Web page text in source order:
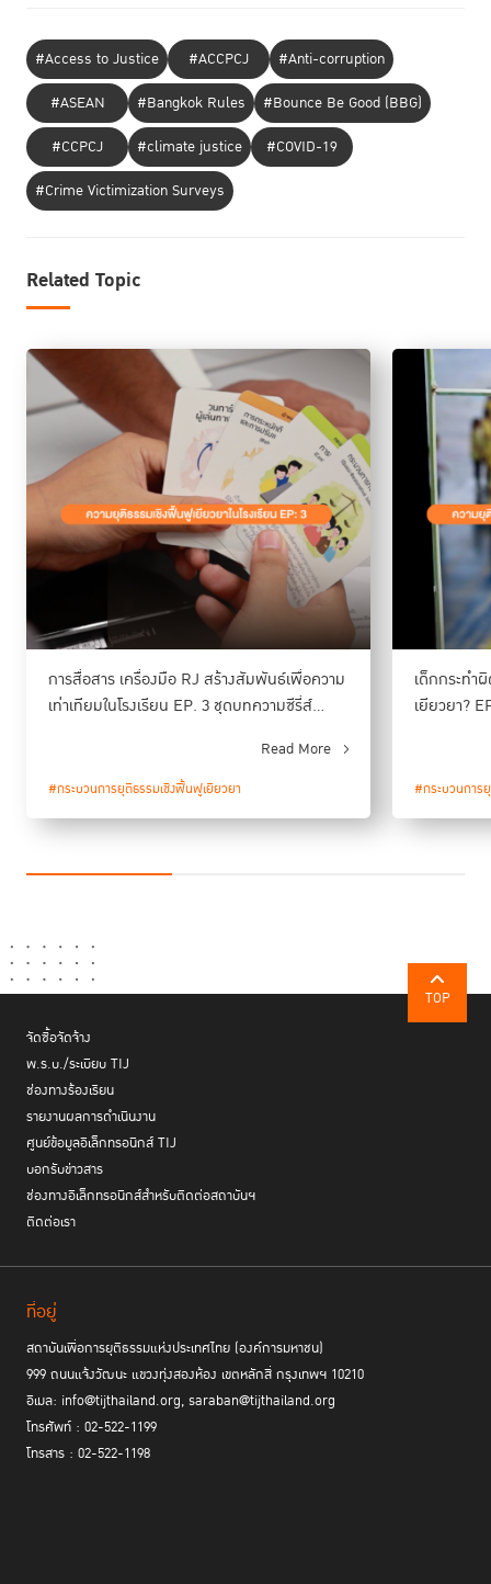
จากการถูกตัดสินจากภายนอก สู่การค้นพบตัวเองที่เปลี่ยนเส้นทางชีวิต
ทันที เพราะภาพลักษณ์ภายนอกที่ทำให้คนอื่น ๆ คิดว่าเขาน่าจะเป็นคนเอาไป
แต่ครูกลับยังไม่รีบ
ด่วนตัดสิน หากใช้วิธีการค่อย ๆ แยกคุยกับผู้เกี่ยวข้อง
คน และใช้ความไว้วางใจในการหาข้อเท็จจริง แทนการ
บังคับให้รับสารภาพ
สุดท้ายความจริงจึงปรากฏว่า คนที่เกี่ยวข้องที่แท้จริงคือเด็กอีกคนหนึ่งที่ไม่มี
ใครสงสัยตั้งแต่แรก ครูจึงค่อย ๆ ทำความเข้าใจ
เหตุผลของการกระทำ
ร่วมกับ
นักเรียน จากนั้นจึงมีการจัด
วงพูดคุยเพื่อเยียวยาทั้งเด็กที่ถูกกล่าวหา และ
เด็กที่ทำผิด
กระบวนการ RJ ที่ครูนำมาใช้เป็นการเลือก รับฟังอย่างรอบด้าน โดยจัดวงพูด
ความไว้วางใจ นำมาสู่การเปิดโอกาสให้ยอมรับ
ความจริงด้วยตัวเอง และพูดคุยระหว่างผู้ได้รับผลกระทบ ทั้งเด็กผู้ถูกกล่าวหา
เด็กผู้ถูกกระทำ ครูประจำชั้น ครูที่ผ่านการอบรม RJ รวมทั้งนักจิตวิทยา ช่วยให้
อย่างยั่งยืน โดยไม่ทำให้ผู้กระทำผิด ถูกตีตรา
ฟื้นฟูความเชื่อใจ
3. คนที่ถูกลืม
เมื่อครอบครัวละเลย โรงเรียนจะเป็น
ครูสังเกตว่าเด็กคนหนึ่งใส่เสื้อกันหนาวตัวเดิมทุกวัน สะพายกระเป๋าที่สายขาด
และมีกลิ่นตัวแรง เป็นระยะเวลานาน จนเพื่อนเริ่มนั่งใกล้ ๆ ไม่ได้ ครูจึงเข้าไป
สอบถาม ตอนแรกเด็กไม่ยอมบอกเล่าให้ครูฟัง แต่ครูยังค่อย ๆ ถามและ
ติดตาม พบว่าเด็กไม่ได้รับการดูแลอย่างเหมาะสมจากที่บ้าน บางวันหลังเลิก
เรียนก็ไม่มีคนมารับ และต้องใช้ชีวิตอยู่หน้าห้างสรรพสินค้า ครูจึงประสานครู
#Access to Justice #ACCPCJ
#Anti-corruption
#ASEAN
#Bangkok Rules
#Bounce Be Good (BBG)
#CCPCJ
#climate justice
#COVID-19
#Crime Victimization Surveys
Related Topic
การสื่อสาร เครื่องมือ RJ สร้างสัมพันธ์เพื่อความ
เท่าเทียมในโรงเรียน EP. 3 ชุดบทความซีรี่ส์
Read More
#กระบวนการยุติธรรมเชิงฟื้นฟูเยียวยา
เด็กกระทำ
เยียวยา?
#กระบวนการ
TOP
จัดซื้อจัดจ้าง
พ.ร.บ./ระเบียบ TIJ
ช่องทางร้องเรียน
รายงานผลการดำเนินงาน
ศูนย์ข้อมูลอิเล็กทรอนิกส์ TIJ
บอกรับข่าวสาร
ช่องทางอิเล็กทรอนิกส์สำหรับติดต่อสถาบันฯ
ติดต่อเรา
ที่อยู่
สถาบันเพื่อการยุติธรรมแห่งประเทศไทย (องค์การมหาชน)
999 ถนนแจ้งวัฒนะ แขวงทุ่งสองห้อง เขตหลักสี่ กรุงเทพฯ 10210
อีเมล: info@tijthailand.org, saraban@tijthailand.org
โทรศัพท์ : 02-522-1199
โทรสาร : 02-522-1198